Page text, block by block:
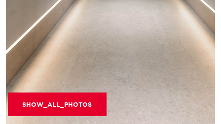
SHOW_ALL_PHOTOS